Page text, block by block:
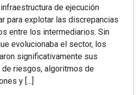
de ejecución
para explotar las discrepancias
entre los intermediarios. Sin
evolucionaba el sector, los
significativamente sus
riesgos, algoritmos de
y [...]